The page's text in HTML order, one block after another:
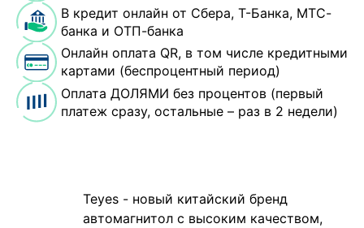
В кредит онлайн от Сбера, Т-Банка, МТС-
банка и ОТП-банка
Онлайн оплата QR, в том числе кредитными
картами (беспроцентный период)
Оплата ДОЛЯМИ без процентов (первый
платеж сразу, остальные – раз в 2 недели)
Teyes - новый китайский бренд
автомагнитол с высоким качеством,